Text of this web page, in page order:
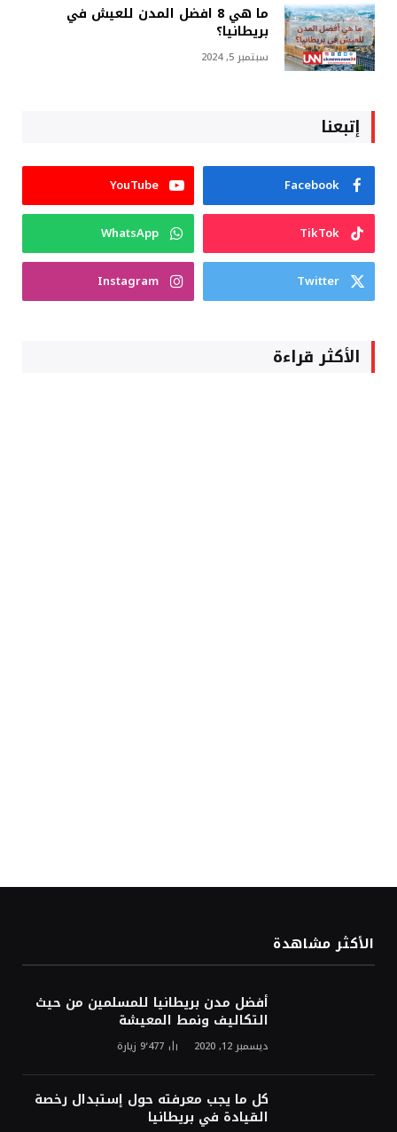
ما هي 8 افضل المدن للعيش في
بريطانيا؟
سبتمبر 5, 2024
إتبعنا
Facebook
YouTube
TikTok
WhatsApp
Twitter
Instagram
الأكثر قراءة
الأكثر مشاهدة
أفضل مدن بريطانيا للمسلمين من حيث
التكاليف ونمط المعيشة
ديسمبر 12, 2020 9٬477 زيارة
كل ما يجب معرفته حول إستبدال رخصة
القيادة في بريطانيا